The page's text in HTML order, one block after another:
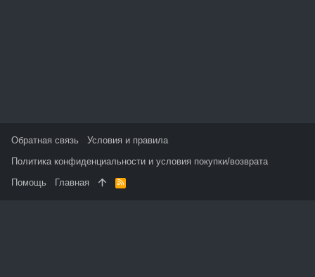
Обратная связь
Условия и правила
Политика конфиденциальности и условия покупки/возврата
Помощь
Главная
R